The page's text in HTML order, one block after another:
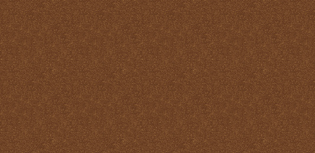
Ofertorio
Participación
Partícipes de la naturaleza
divina
Petición y acción de
gracias
Plegarias Eucarísticas
Por Cristo con Él y en Él
Preparación para la Santa